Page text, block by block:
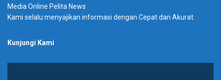
Media Online Pelita News
Kami selalu menyajikan informasi dengan Cepat dan Akurat.
Kunjungi Kami